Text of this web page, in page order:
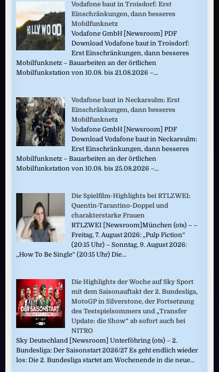
Vodafone baut in Troisdorf: Erst
Einschränkungen, dann besseres
Mobilfunknetz
Vodafone GmbH [Newsroom] PDF
Download Vodafone baut in Troisdorf:
Erst Einschränkungen, dann besseres
Mobilfunknetz – Bauarbeiten an der örtlichen
Mobilfunkstation von 10.08. bis 21.08.2026 –...
Vodafone baut in Neckarsulm: Erst
Einschränkungen, dann besseres
Mobilfunknetz
Vodafone GmbH [Newsroom] PDF
Download Vodafone baut in Neckarsulm:
Erst Einschränkungen, dann besseres
Mobilfunknetz – Bauarbeiten an der örtlichen
Mobilfunkstation von 10.08. bis 25.08.2026 –...
Die Spielfilm-Highlights bei RTLZWEI:
Quentin-Tarantino-Doppel und
charakterstarke Frauen
RTLZWEI [Newsroom]München (ots) – –
Freitag, 7. August 2026: „Pulp Fiction“
(20:15 Uhr) – Sonntag, 9. August 2026:
„How To Be Single“ (20:15 Uhr) Die...
Die Highlights der Woche auf Sky Sport
mit dem Saisonauftakt der 2. Bundesliga,
MotoGP in Silverstone, der Fortsetzung
des Testspielsommers und „Transfer
Update: die Show“ ab sofort auch bei
NITRO
Sky Deutschland [Newsroom] Unterföhring (ots) – 2.
Bundesliga: Der Saisonstart 2026/27 Es geht endlich wieder
los: Die 2. Bundesliga startet am Wochenende in die neue...